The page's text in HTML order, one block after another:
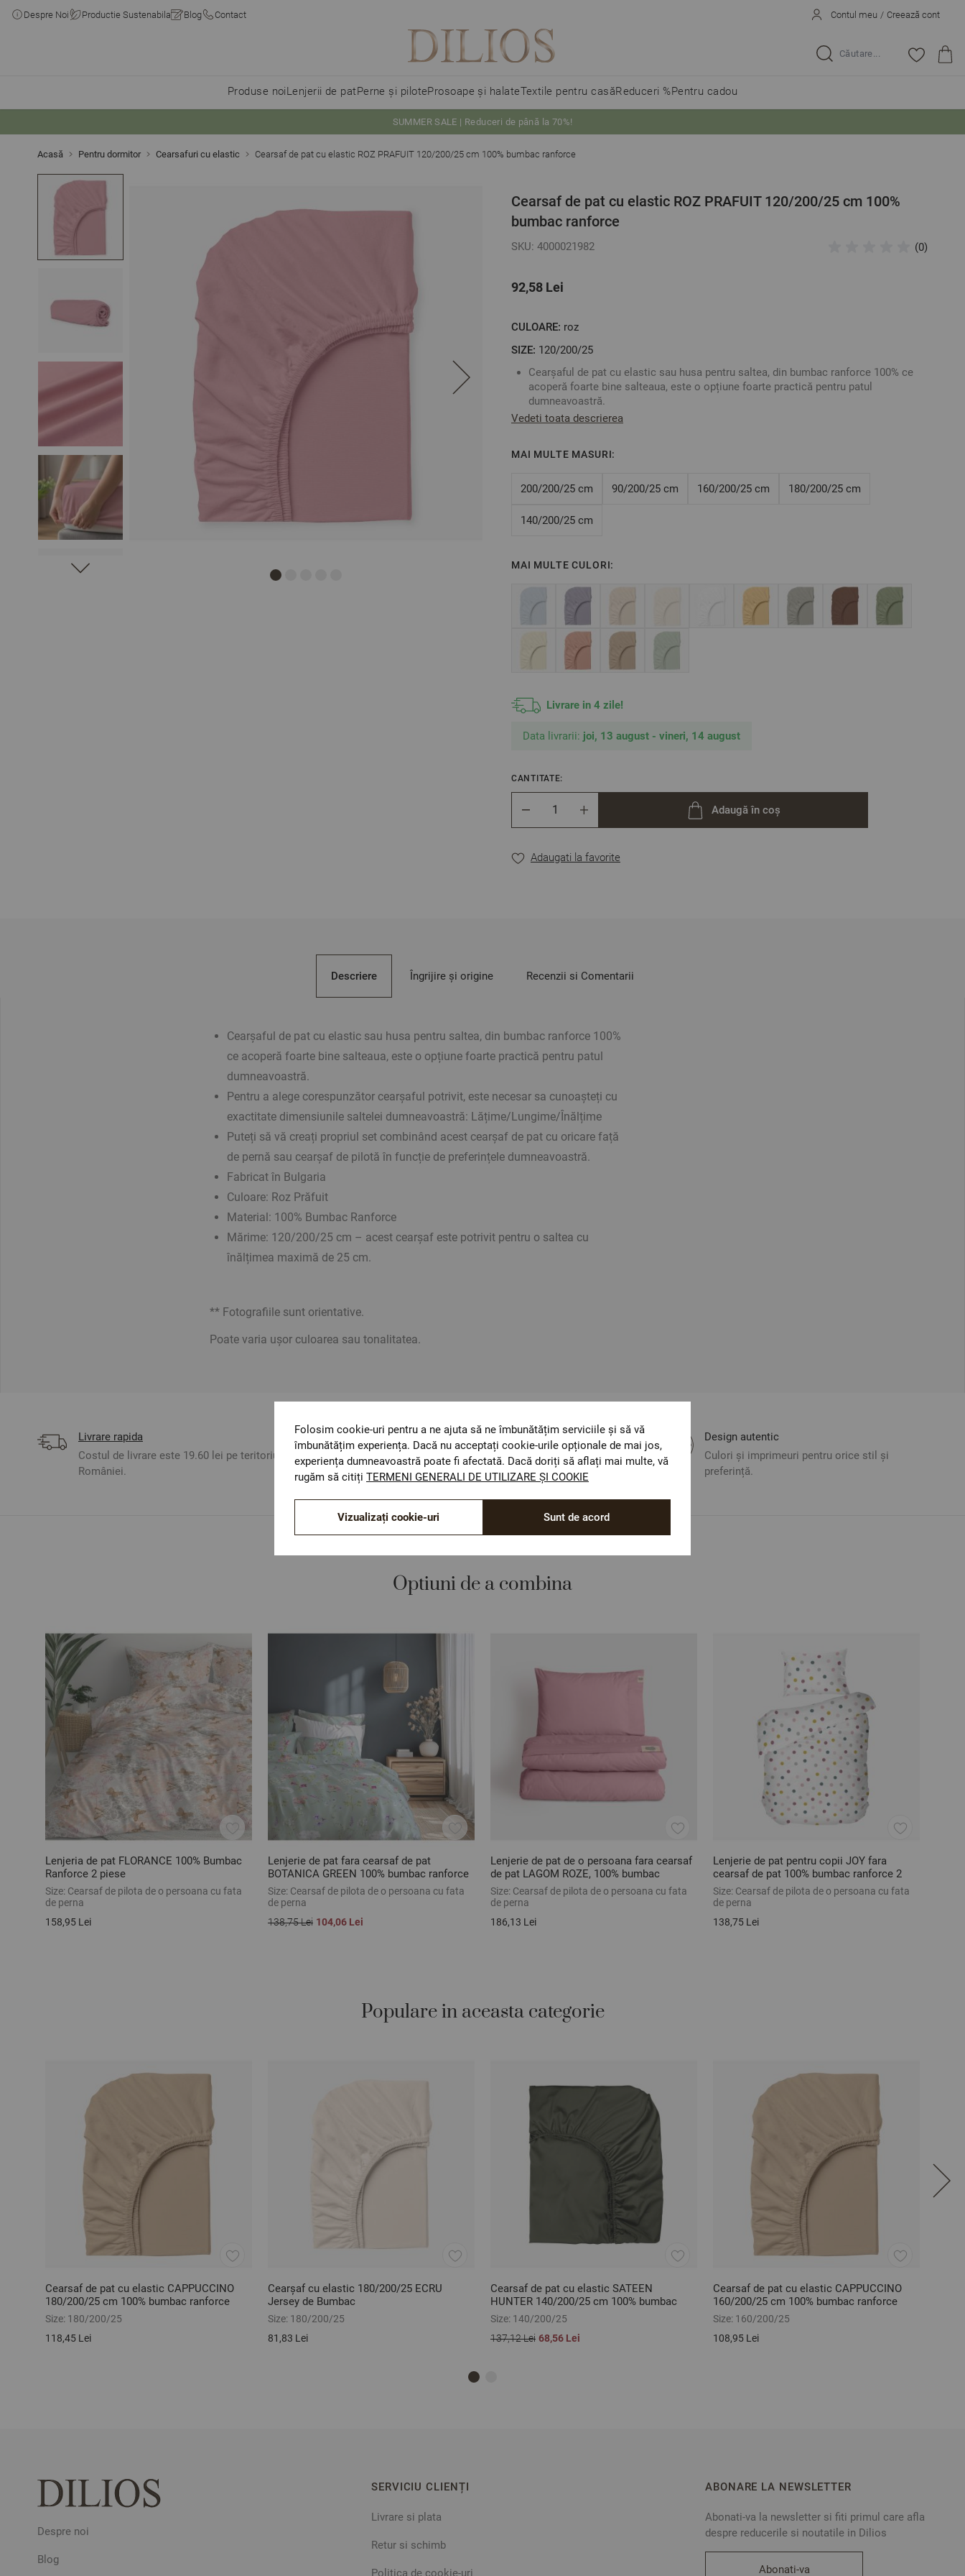
Despre Noi Productie Sustenabila Blog Contact Contul meu / Creează cont
Caută...
Produse noiLenjerii de patPerne și piloteProsoape și halateTextile pentru casăReduceri %Pentru cadou
SUMMER SALE | Reduceri de până la 70%!
Acasă Pentru dormitor Cearsafuri cu elastic Cearsaf de pat cu elastic ROZ PRAFUIT 120/200/25 cm 100% bumbac ranforce
Cearsaf de pat cu elastic ROZ PRAFUIT 120/200/25 cm 100%
bumbac ranforce
SKU: 4000021982 (0)
92,58 Lei
CULOARE: roz
SIZE: 120/200/25
Cearșaful de pat cu elastic sau husa pentru saltea, din bumbac ranforce 100% ce
acoperă foarte bine salteaua, este o opțiune foarte practică pentru patul
dumneavoastră.
Pentru a alege corespunzător cearșaful potrivit, este necesar sa cunoașteți cu
pernă sau cearșaf de pilotă în funcție de preferințele dumneavoastră.
Culoare: Roz Prăfuit
Mărime: 120/200/25 cm – acest cearșaf este potrivit pentru o saltea cu înălțimea
Poate varia ușor culoarea sau tonalitatea.
Vedeti toata descrierea
MAI MULTE MASURI:
200/200/25 cm 90/200/25 cm 160/200/25 cm 180/200/25 cm
140/200/25 cm
MAI MULTE CULORI:
Livrare in 4 zile!
Data livrarii: joi, 13 august - vineri, 14 august
CANTITATE:
Adaugă în coș
Adaugati la favorite
Descriere
Cearșaful de pat cu elastic sau husa pentru saltea, din bumbac ranforce 100%
ce acoperă foarte bine salteaua, este o opțiune foarte practică pentru patul
dumneavoastră.
Pentru a alege corespunzător cearșaful potrivit, este necesar sa cunoașteți cu
exactitate dimensiunile saltelei dumneavoastră: Lățime/Lungime/Înălțime
Puteți să vă creați propriul set combinând acest cearșaf de pat cu oricare față
de pernă sau cearșaf de pilotă în funcție de preferințele dumneavoastră.
Fabricat în Bulgaria
Culoare: Roz Prăfuit
Material: 100% Bumbac Ranforce
Mărime: 120/200/25 cm – acest cearșaf este potrivit pentru o saltea cu
înălțimea maximă de 25 cm.
** Fotografiile sunt orientative.
Poate varia ușor culoarea sau tonalitatea.
Îngrijire și origine Recenzii si Comentarii
Livrare rapida
Costul de livrare este 19.60 lei pe teritoriul
României.
ОЕКО-ТЕX STANDARD 100
Materiale textile care sunt sigure pentru sănătatea
dumneavoastră.
Design autentic
Culori și imprimeuri pentru orice stil și
preferință.
Optiuni de a combina
Lenjeria de pat FLORANCE 100% Bumbac
Ranforce 2 piese
Size: Cearsaf de pilota de o persoana cu fata
de perna
158,95 Lei
Lenjerie de pat fara cearsaf de pat
BOTANICA GREEN 100% bumbac ranforce
2 piese
Size: Cearsaf de pilota de o persoana cu fata
de perna
138,75 Lei 104,06 Lei
Lenjerie de pat de o persoana fara cearsaf
de pat LAGOM ROZE, 100% bumbac
ranforce, 2 piese
Size: Cearsaf de pilota de o persoana cu fata
de perna
186,13 Lei
Lenjerie de pat pentru copii JOY fara
cearsaf de pat 100% bumbac ranforce 2
piese
Size: Cearsaf de pilota de o persoana cu fata
de perna
138,75 Lei
Populare in aceasta categorie
Cearsaf de pat cu elastic CAPPUCCINO
180/200/25 cm 100% bumbac ranforce
Size: 180/200/25
118,45 Lei
Cearșaf cu elastic 180/200/25 ECRU
Jersey de Bumbac
Size: 180/200/25
81,83 Lei
Cearsaf de pat cu elastic SATEEN
HUNTER 140/200/25 cm 100% bumbac
satinat
Size: 140/200/25
137,12 Lei 68,56 Lei
Cearsaf de pat cu elastic CAPPUCCINO
160/200/25 cm 100% bumbac ranforce
Size: 160/200/25
108,95 Lei
Despre noi
Blog
SERVICIU CLIENȚI
Livrare si plata
Retur si schimb
Politica de cookie-uri
ABONARE LA NEWSLETTER
Abonati-va la newsletter si fiti primul care afla
despre reducerile si noutatile in Dilios
Abonati-va
Folosim cookie-uri pentru a ne ajuta să ne îmbunătățim serviciile și să vă
îmbunătățim experiența. Dacă nu acceptați cookie-urile opționale de mai jos,
experiența dumneavoastră poate fi afectată. Dacă doriți să aflați mai multe, vă
rugăm să citiți TERMENI GENERALI DE UTILIZARE ȘI COOKIE
Sunt de acord
Vizualizați cookie-uri